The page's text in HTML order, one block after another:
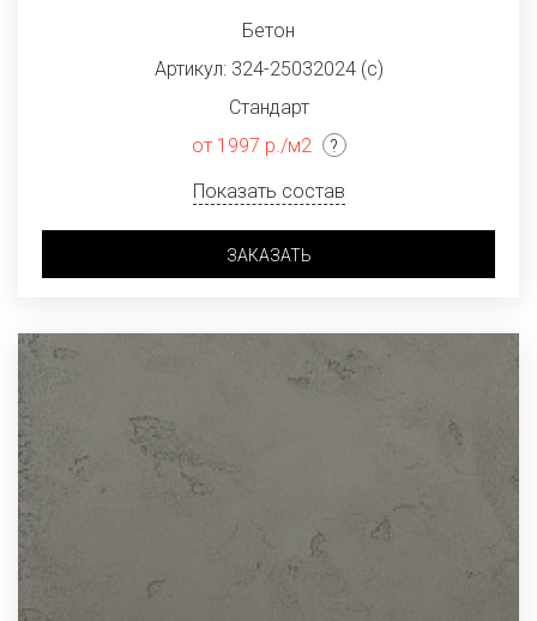
Бетон
Артикул: 324-25032024 (с)
Стандарт
от 1997 р./м2
Показать состав
ЗАКАЗАТЬ